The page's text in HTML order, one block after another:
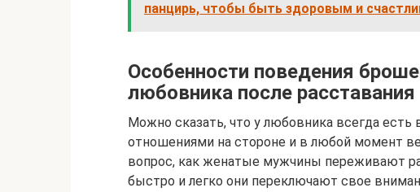
панцирь, чтобы быть здоровым и
Особенности поведения
любовника после расставания
Можно сказать, что у любовника всегда
отношениями на стороне и в любой момент
вопрос, как женатые мужчины переживают
быстро и легко они переключают свое